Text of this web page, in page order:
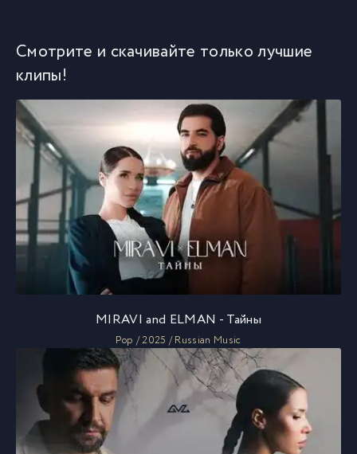
Смотрите и скачивайте только лучшие
клипы!
MIRAVI and ELMAN - Тайны
Pop / 2025 / Russian Music